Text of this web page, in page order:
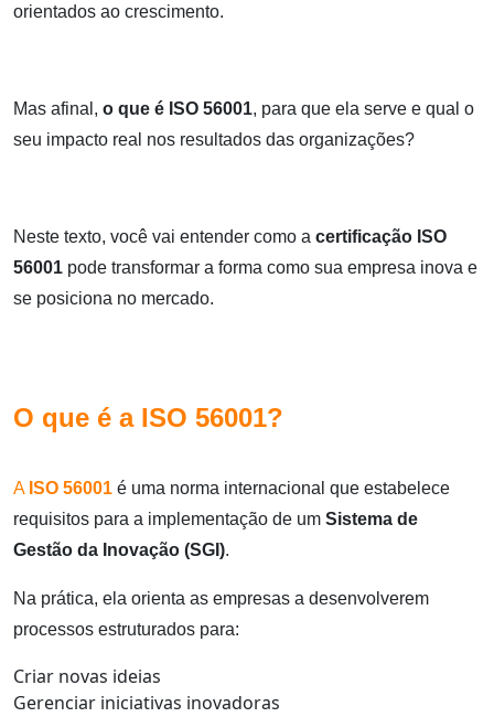
orientados ao crescimento.
Mas afinal, o que é ISO 56001, para que ela serve e qual o
seu impacto real nos resultados das organizações?
Neste texto, você vai entender como a certificação ISO
56001 pode transformar a forma como sua empresa inova e
se posiciona no mercado.
O que é a ISO 56001?
A ISO 56001 é uma norma internacional que estabelece
requisitos para a implementação de um Sistema de
Gestão da Inovação (SGI).
Na prática, ela orienta as empresas a desenvolverem
processos estruturados para:
Criar novas ideias
Gerenciar iniciativas inovadoras